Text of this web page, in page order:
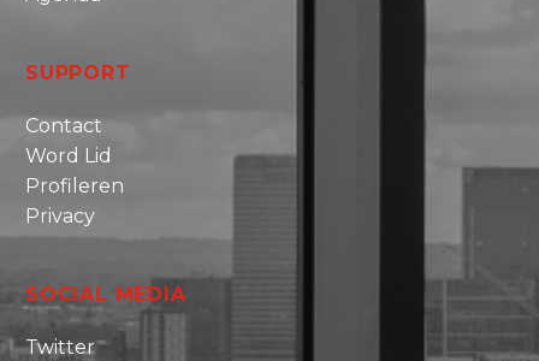
SUPPORT
Contact
Word Lid
Profileren
Privacy
SOCIAL MEDIA
Twitter